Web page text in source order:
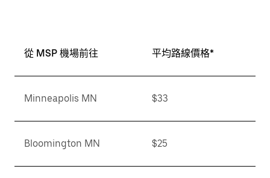
從 MSP 機場前往 平均路線價格*
Minneapolis MN $33
Bloomington MN $25